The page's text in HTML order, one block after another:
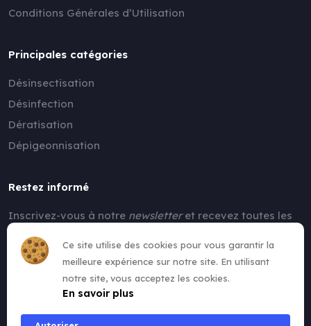
Ce site utilise des cookies pour vous garantir la
meilleure expérience sur notre site. En utilisant
notre site, vous acceptez les cookies.
En savoir plus
Conditions Générales d’Utilisation
Principales catégories
Désinsectisation
Désinfection
Dératisation
Dépigeonnisation
Restez informé
Inscrivez-vous à notre newsletteret recevez toutes les
nouvelles !